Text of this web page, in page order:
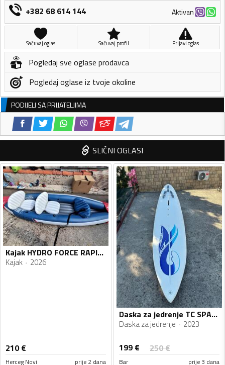
+382 68 614 144 Aktivan
Sačuvaj oglas Sačuvaj profil Prijavi oglas
Pogledaj sve oglase prodavca
Pogledaj oglase iz tvoje okoline
PODIJELI SA PRIJATELJIMA
SLIČNI OGLASI
Kajak HYDRO FORCE RAPID X3 KAYAK SET
Kajak 2026
210€
Herceg Novi prije 2 dana
Daska za jedrenje TC SPACER
Daska za jedrenje 2023
199 € 250€
Bar prije 3 dana